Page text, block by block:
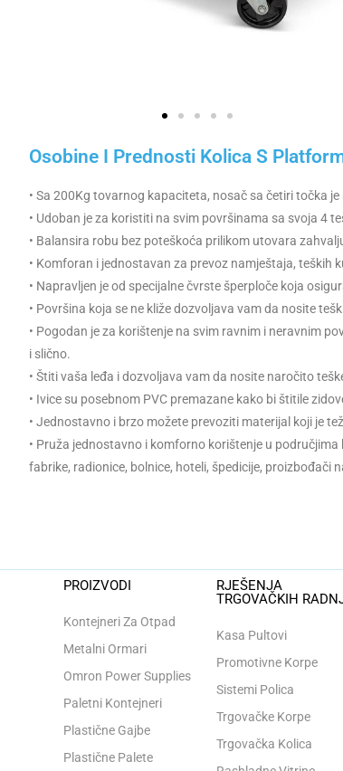
Osobine I Prednosti Kolica S
• Sa 200Kg tovarnog kapaciteta, nosač sa četiri točka
• Udoban je za koristiti na svim površinama sa svoja 4
• Balansira robu bez poteškoća prilikom utovara
• Komforan i jednostavan za prevoz namještaja, teških
• Napravljen je od specijalne čvrste šperploče koja
• Površina koja se ne kliže dozvoljava vam da nosite
• Pogodan je za korištenje na svim ravnim i neravnim
i slično.
• Štiti vaša leđa i dozvoljava vam da nosite naročito
• Ivice su posebnom PVC premazane kako bi štitile
• Jednostavno i brzo možete prevoziti materijal koji je
• Pruža jednostavno i komforno korištenje u
fabrike, radionice, bolnice, hoteli, špedicije, proizbođači
PROIZVODI
Kontejneri Za Otpad
Metalni Ormari
Omron Power Supplies
Paletni Kontejneri
Plastične Gajbe
Plastične Palete
RJEŠENJA
TRGOVAČKIH
Kasa Pultovi
Promotivne Korpe
Sistemi Polica
Trgovačke Korpe
Trgovačka Kolica